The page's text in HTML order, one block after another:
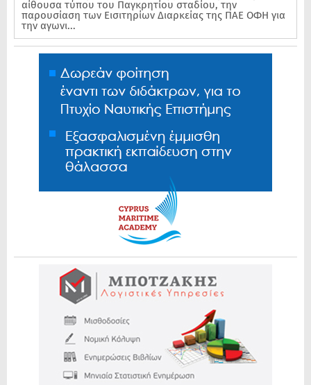
αίθουσα τύπου του Παγκρητίου σταδίου, την
παρουσίαση των Εισιτηρίων Διαρκείας της ΠΑΕ ΟΦΗ για
την αγωνι...